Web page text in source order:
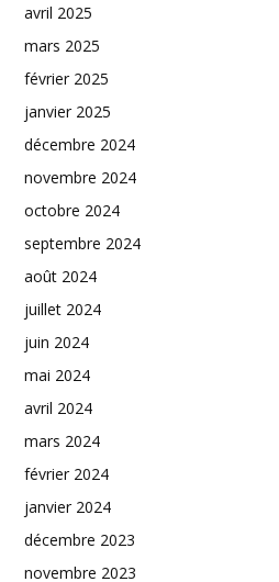
avril 2025
mars 2025
février 2025
janvier 2025
décembre 2024
novembre 2024
octobre 2024
septembre 2024
août 2024
juillet 2024
juin 2024
mai 2024
avril 2024
mars 2024
février 2024
janvier 2024
décembre 2023
novembre 2023